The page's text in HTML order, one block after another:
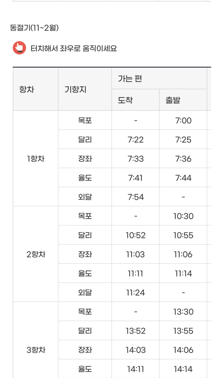
동절기(11~2월)
터치해서 좌우로 움직이세요
항차 기항지
가는 편
도착
출발
1항차
목포 - 7:00
달리 7:22 7:25
장좌 7:33 7:36
율도 7:41 7:44
외달 7:54 -
2항차
목포 - 10:30
달리 10:52 10:55
장좌 11:03 11:06
율도 11:11 11:14
외달 11:24 -
3항차
목포 - 13:30
달리 13:52 13:55
장좌 14:03 14:06
율도 14:11 14:14